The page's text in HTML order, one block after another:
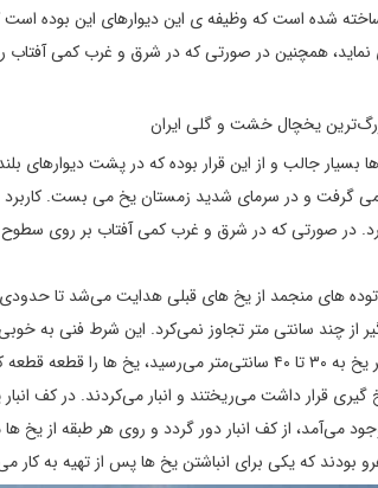
شده است که وظیفه ی این دیوارهای این بوده است
همچنین در صورتی که در شرق و غرب کمی
بسیار جالب و از این قرار بوده که در پشت
گرفت و در سرمای شدید زمستان یخ می‌ بست. کاربرد
در صورتی که در شرق و غرب کمی آفتاب بر روی سطوح
های منجمد از یخ‌ های قبلی هدایت می‌شد تا حدودی
از چند سانتی متر تجاوز نمی‌کرد. این شرط فنی به
طراز کنند. پس از آن که قطر یخ به ۳۰ تا ۴۰ سانتی‌متر
قرار داشت می‌ریختند و انبار می‌کردند. در کف
می‌آمد، از کف انبار دور گردد و روی هر طبقه از یخ‌
بودند که یکی برای انباشتن یخ‌ ها پس از تهیه به